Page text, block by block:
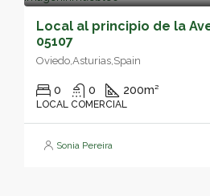
Local al principio de la
05107
Oviedo,Asturias,Spain
0 0 200m²
LOCAL COMERCIAL
Sonia Pereira